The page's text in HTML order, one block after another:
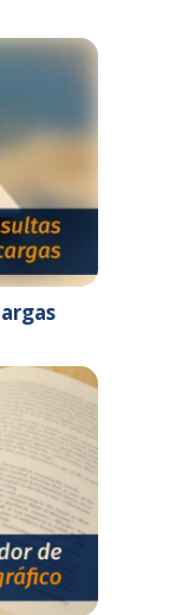
- DTEC6.
Francia.
DE FACTOR
FORMACIÓN Y
– 12º
SESIONES
(Londres,
martes
DE
- DTEC6.
Francia.
DE FACTOR
FORMACIÓN Y
– 12º
SESIONES
(Londres,